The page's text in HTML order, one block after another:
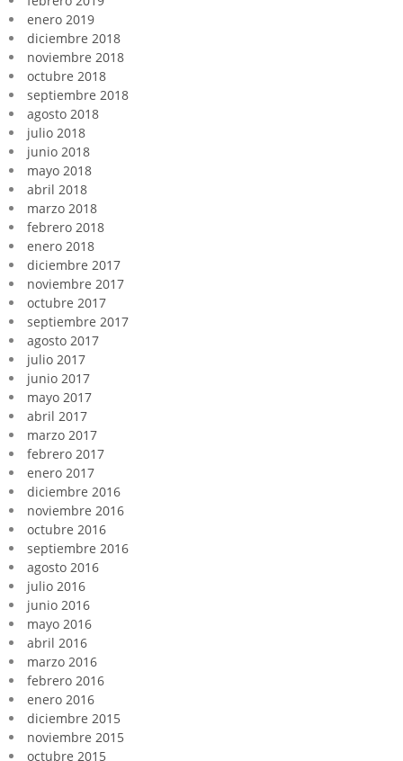
enero 2019
diciembre 2018
noviembre 2018
octubre 2018
septiembre 2018
agosto 2018
julio 2018
junio 2018
mayo 2018
abril 2018
marzo 2018
febrero 2018
enero 2018
diciembre 2017
noviembre 2017
octubre 2017
septiembre 2017
agosto 2017
julio 2017
junio 2017
mayo 2017
abril 2017
marzo 2017
febrero 2017
enero 2017
diciembre 2016
noviembre 2016
octubre 2016
septiembre 2016
agosto 2016
julio 2016
junio 2016
mayo 2016
abril 2016
marzo 2016
febrero 2016
enero 2016
diciembre 2015
noviembre 2015
octubre 2015